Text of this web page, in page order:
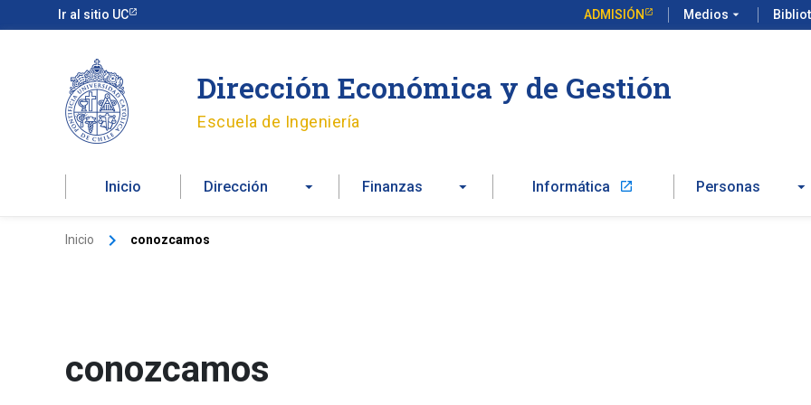
Ir al sitio UC ADMISIÓN Medios arrow_drop_down
al
Dirección Económica y de Gestión
Escuela de Ingeniería
Inicio Dirección Finanzas Informática launch Personas
Inicio conozcamos
conozcamos